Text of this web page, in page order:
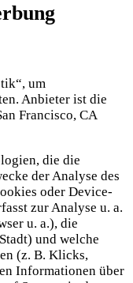
um
Anbieter ist die
Francisco, CA
die die
der Analyse des
oder Device-
zur Analyse u. a.
u. a.), die
und welche
(z. B. Klicks,
Informationen über